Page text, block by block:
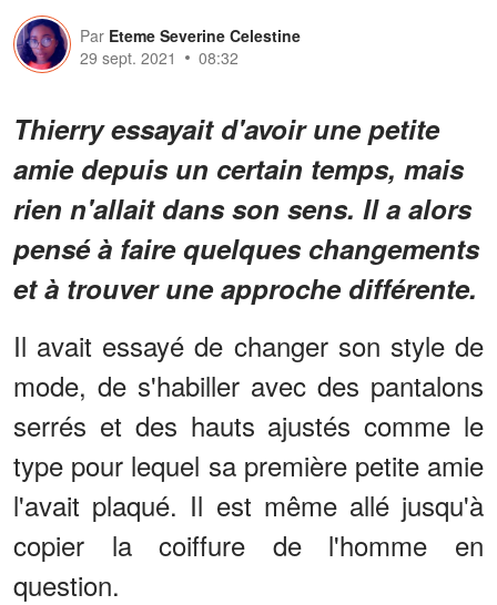
Par Eteme Severine Celestine
29 sept. 2021
08:32
Thierry essayait d'avoir une petite
amie depuis un certain temps, mais
rien n'allait dans son sens. Il a alors
pensé à faire quelques changements
et à trouver une approche différente.
Il avait essayé de changer son style de
mode, de s'habiller avec des pantalons
serrés et des hauts ajustés comme le
type pour lequel sa première petite amie
l'avait plaqué. Il est même allé jusqu'à
copier la coiffure de l'homme en
question.